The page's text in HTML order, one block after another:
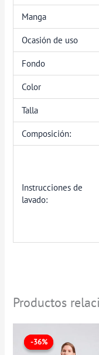
Manga
Ocasión de uso
Fondo
Color
Talla
Composición:
Instrucciones de
lavado:
Productos
-36%
-36%
original